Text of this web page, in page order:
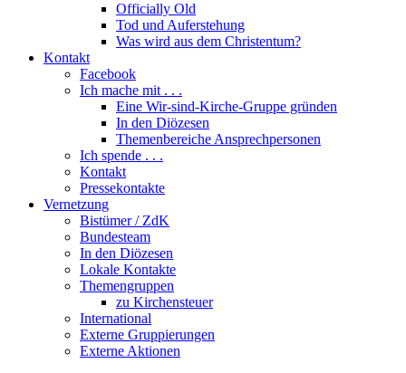
Officially Old
Tod und Auferstehung
Was wird aus dem Christentum?
Kontakt
Facebook
Ich mache mit . . .
Eine Wir-sind-Kirche-Gruppe gründen
In den Diözesen
Themenbereiche Ansprechpersonen
Ich spende . . .
Kontakt
Pressekontakte
Vernetzung
Bistümer / ZdK
Bundesteam
In den Diözesen
Lokale Kontakte
Themengruppen
zu Kirchensteuer
International
Externe Gruppierungen
Externe Aktionen